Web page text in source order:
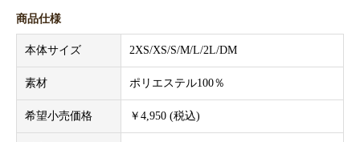
商品仕様
本体サイズ 2XS/XS/S/M/L/2L/DM
素材 ポリエステル100％
希望小売価格 ￥4,950 (税込)